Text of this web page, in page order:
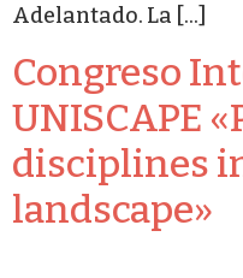
Adelantado. La […]
Congreso
UNISCAPE
disciplines
landscape»